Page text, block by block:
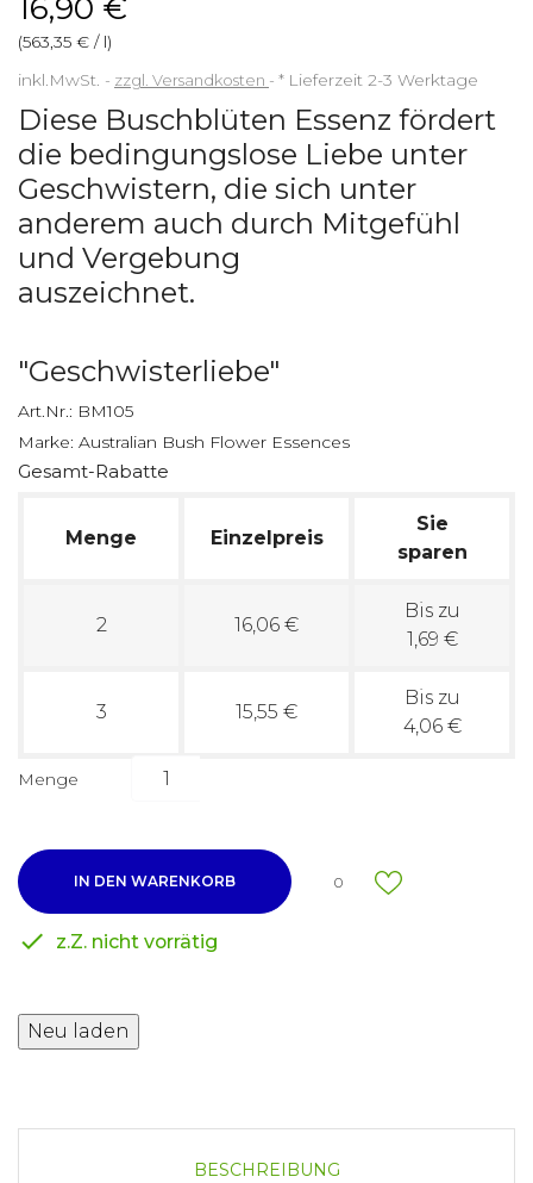
16,90 €
(563,35 € / l)
inkl.MwSt.
zzgl. Versandkosten * Lieferzeit 2-3 Werktage
Diese Buschblüten Essenz fördert
die bedingungslose Liebe unter
Geschwistern, die sich unter
anderem auch durch Mitgefühl
und Vergebung
auszeichnet.
"Geschwisterliebe"
Art.Nr.: BM105
Marke: Australian Bush Flower Essences
Gesamt-Rabatte
Menge Einzelpreis
Sie
sparen
2 16,06 €
Bis zu
1,69 €
3 15,55 €
Bis zu
4,06 €
Menge
IN DEN WARENKORB 0
 z.Z. nicht vorrätig
BESCHREIBUNG